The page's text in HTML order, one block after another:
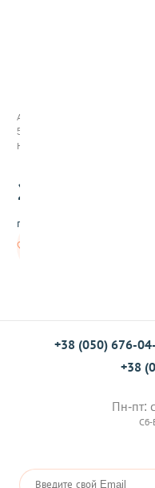
а
д
к
а
л
з
и
Арт:
538033
Нет в наличии
20
грн/шт
+38 (050) 676-
+38
Пн-пт: с
Сб-